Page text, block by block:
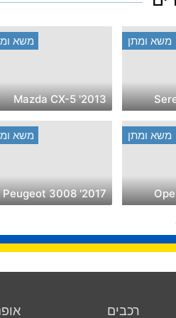
משא ומתן משא
2013' Mazda CX-5
משא ומתן משא
2017' Peugeot 3008
רכבים